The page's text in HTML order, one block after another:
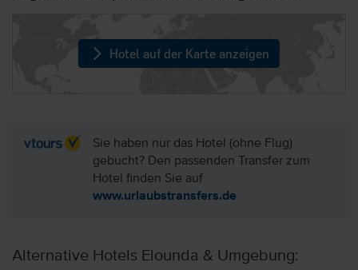
Hotel auf der Karte anzeigen
Sie haben nur das Hotel (ohne Flug)
gebucht? Den passenden Transfer zum
Hotel finden Sie auf
www.urlaubstransfers.de
Alternative Hotels Elounda & Umgebung: